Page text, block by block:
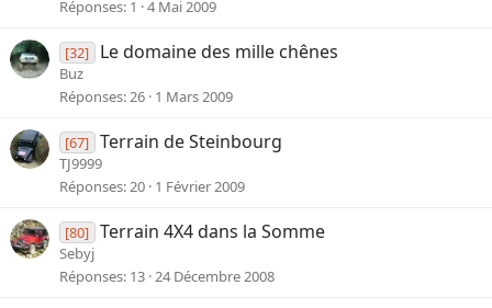
Réponses 1 4 Mai 2009
[32] Le domaine des mille chênes
Buz
Réponses 26 1 Mars 2009
[67] Terrain de Steinbourg
TJ9999
Réponses 20 1 Février 2009
[80] Terrain 4X4 dans la Somme
Sebyj
Réponses 13 24 Décembre 2008